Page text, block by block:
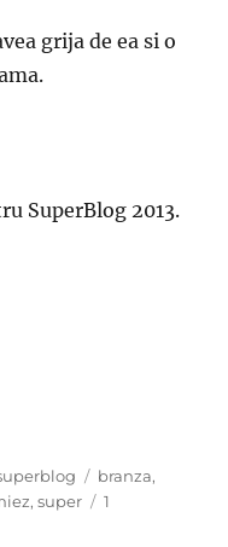
grija de ea si o
SuperBlog 2013.
Tags
branza,
,super
1